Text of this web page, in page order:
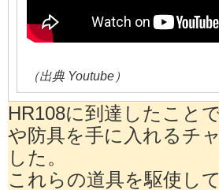
（出典 Youtube）
HR108に到達したこと
や防具を手に入れるチ
した。
これらの道具を駆使し